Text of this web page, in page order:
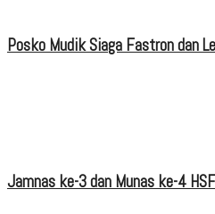
Posko Mudik Siaga Fastron dan
Jamnas ke-3 dan Munas ke-4